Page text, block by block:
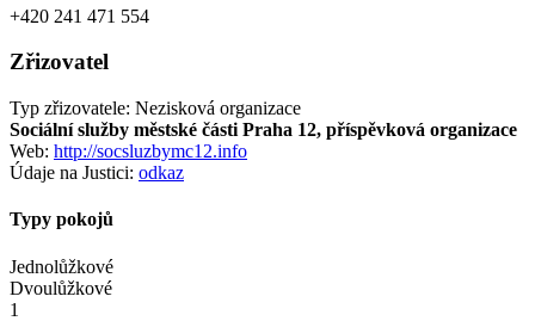
+420 241 471 554
Zřizovatel
Typ zřizovatele: Nezisková organizace
Sociální služby městské části Praha 12, příspěvková organizace
Web: http://socsluzbymc12.info
Údaje na Justici: odkaz
Typy pokojů
Jednolůžkové
Dvoulůžkové
1